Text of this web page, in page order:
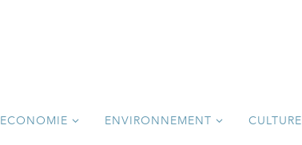
ECONOMIE ENVIRONNEMENT CULTURE